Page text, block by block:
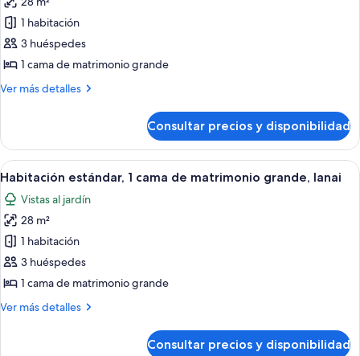
Shower)
matrimonio
grande
(Roll
In
Shower)
las
fotos
de
Habitación
estándar,
de
matrimonio
grande
1 habitación
3 huéspedes
1 cama de matrimonio grande
Ver más detalles
Más
estándar,
cama
de
matrimonio
grande
Consultar precios y disponibilidad
Abrir
todas
las
fotos
de
Habitación
estándar,
cama
Habitación estándar, 1 cama de
8
Habitación estándar, 1 cama de matrimonio grande, lanai
Vistas al jardín
28 m²
1 habitación
3 huéspedes
1 cama de matrimonio grande
Ver más detalles
Más
Consultar precios y disponibilidad